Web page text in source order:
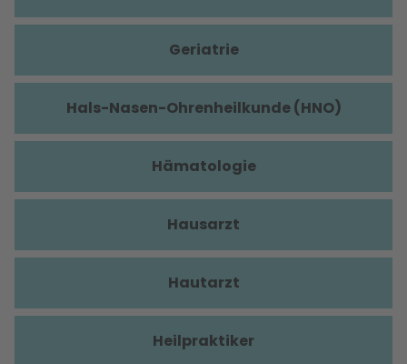
Geriatrie
Hals-Nasen-Ohrenheilkunde (HNO)
Hämatologie
Hausarzt
Hautarzt
Heilpraktiker